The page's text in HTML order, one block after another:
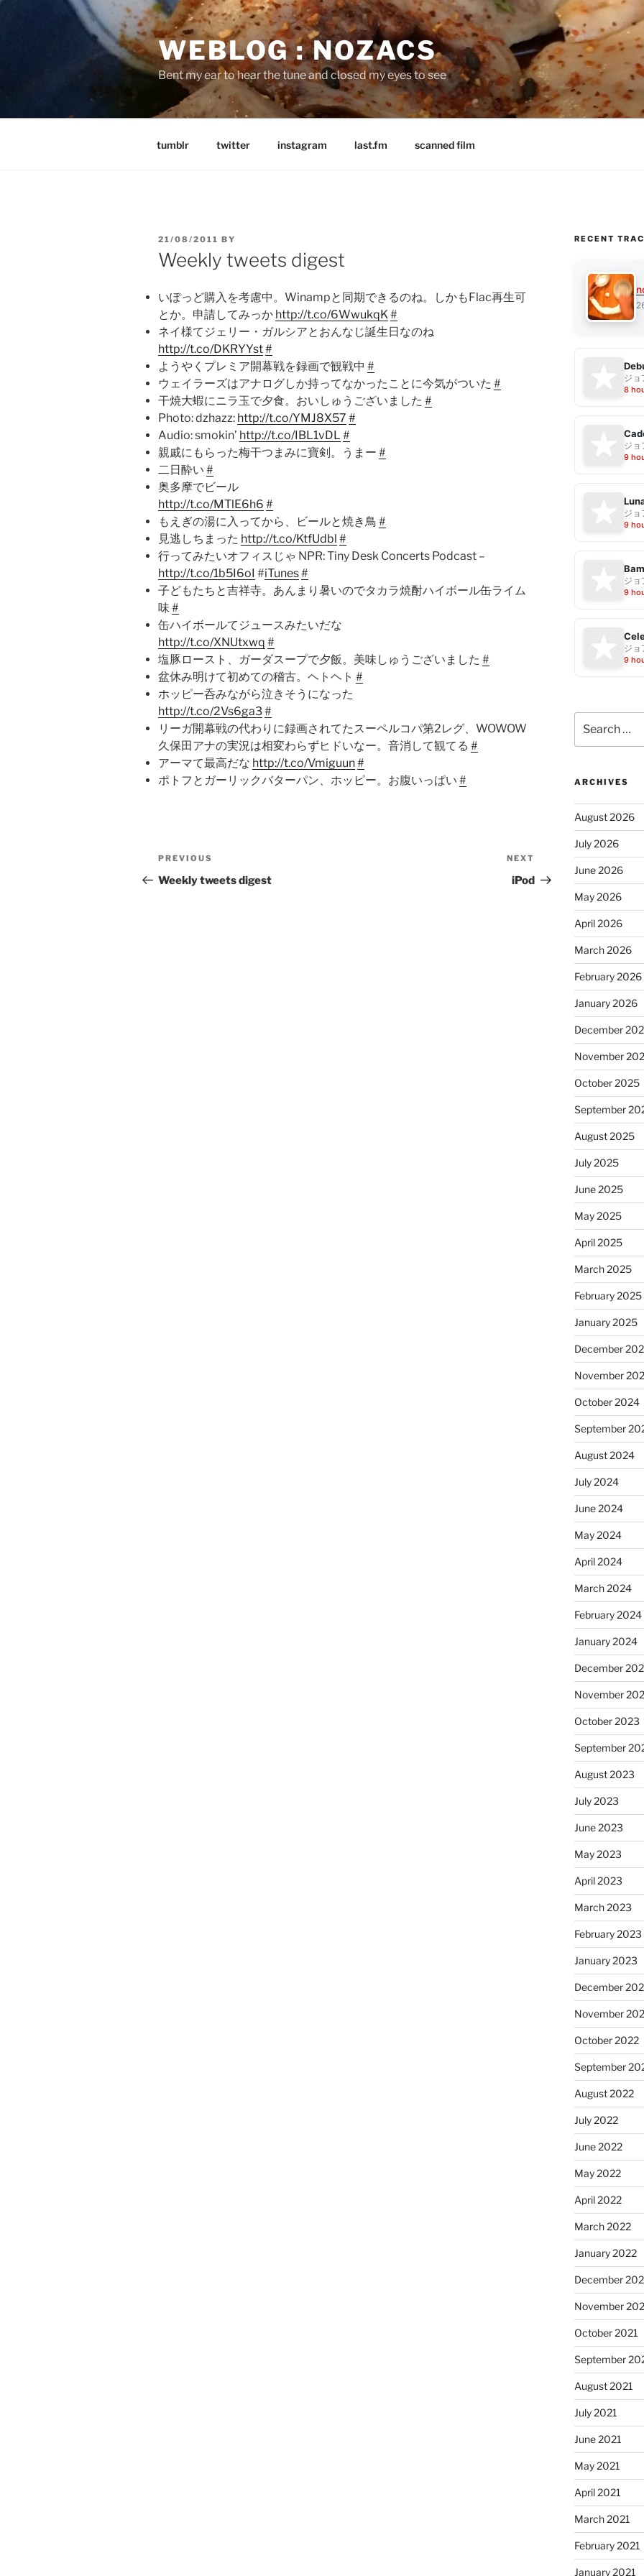
WEBLOG : NOZACS
Bent my ear to hear the tune and closed my eyes to see
tumblr twitter instagram last.fm scanned film
POSTED
ON
21/08/2011 BY
Weekly tweets digest
いぽっど購入を考慮中。Winampと同期できるのね。しかもFlac再生可
とか。申請してみっか http://t.co/6WwukqK#
ネイ様てジェリー・ガルシアとおんなじ誕生日なのね
http://t.co/DKRYYst#
ようやくプレミア開幕戦を録画で観戦中 #
ウェイラーズはアナログしか持ってなかったことに今気がついた #
干焼大蝦にニラ玉で夕食。おいしゅうございました #
Photo: dzhazz: http://t.co/YMJ8X57 #
Audio: smokin’ http://t.co/IBL1vDL #
親戚にもらった梅干つまみに寶剣。うまー #
二日酔い #
奥多摩でビール
http://t.co/MTlE6h6 #
もえぎの湯に入ってから、ビールと焼き鳥 #
見逃しちまった http://t.co/KtfUdbl #
行ってみたいオフィスじゃ NPR: Tiny Desk Concerts Podcast –
http://t.co/1b5I6oI #iTunes#
子どもたちと吉祥寺。あんまり暑いのでタカラ焼酎ハイボール缶ライム
味#
缶ハイボールてジュースみたいだな
http://t.co/XNUtxwq #
塩豚ロースト、ガーダスープで夕飯。美味しゅうございました #
盆休み明けて初めての稽古。ヘトヘト #
ホッピー呑みながら泣きそうになった
http://t.co/2Vs6ga3#
リーガ開幕戦の代わりに録画されてたスーペルコパ第2レグ、WOWOW
久保田アナの実況は相変わらずヒドいなー。音消して観てる #
アーマて最高だな http://t.co/Vmiguun#
ポトフとガーリックバターパン、ホッピー。お腹いっぱい #
Post
navigation
Previous
Post
PREVIOUS
Weekly tweets digest
Post
NEXT
iPod
RECENT
ジョ
8
ジョ
9
ジョ
9
ジョ
9
ジョ
9
for:
ARCHIVES
August 2026
July 2026
June 2026
May 2026
April 2026
March 2026
February 2026
January 2026
December
November
October 2025
September
August 2025
July 2025
June 2025
May 2025
April 2025
March 2025
February 2025
January 2025
December
November
October 2024
September
August 2024
July 2024
June 2024
May 2024
April 2024
March 2024
February 2024
January 2024
December
November
October 2023
September
August 2023
July 2023
June 2023
May 2023
April 2023
March 2023
February 2023
January 2023
December
November
October 2022
September
August 2022
July 2022
June 2022
May 2022
April 2022
March 2022
January 2022
December
November
October 2021
September
August 2021
July 2021
June 2021
May 2021
April 2021
March 2021
February 2021
January 2021